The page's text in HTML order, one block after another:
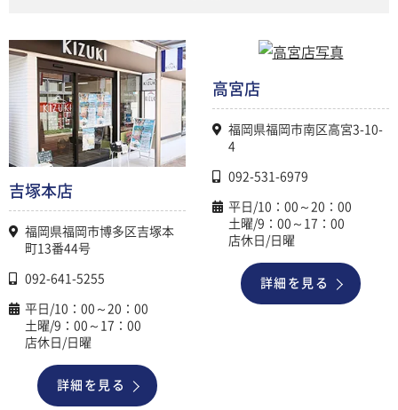
吉塚本店
福岡県福岡市博多区吉塚本
町13番44号
092-641-5255
平日/10：00～20：00
土曜/9：00～17：00
店休日/日曜
詳細を見る
高宮店
福岡県福岡市南区高宮3-10-
4
092-531-6979
平日/10：00～20：00
土曜/9：00～17：00
店休日/日曜
詳細を見る